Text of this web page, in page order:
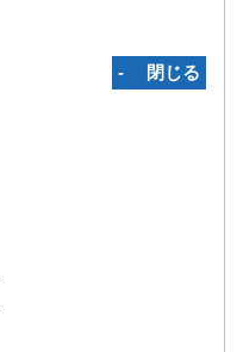
‐ 閉じる